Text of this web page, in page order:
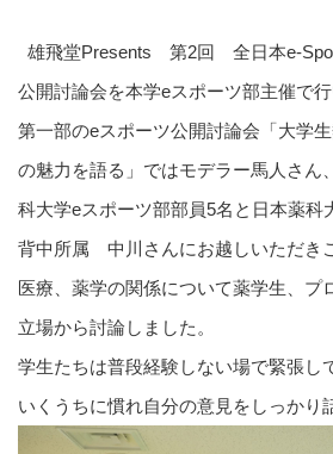
雄飛堂Presents 第2回 全日本e-
公開討論会を本学eスポーツ部主催で行
第一部のeスポーツ公開討論会「大学
の魅力を語る」ではモデラー馬人さん
科大学eスポーツ部部員5名と日本薬科
背中所属 中川さんにお越しいただき
医療、薬学の関係について薬学生、プ
立場から討論しました。
学生たちは普段経験しない場で緊張し
いくうちに慣れ自分の意見をしっかり